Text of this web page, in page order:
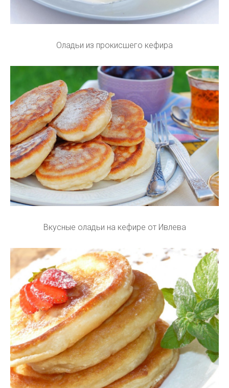
Оладьи из прокисшего кефира
Вкусные оладьи на кефире от Ивлева